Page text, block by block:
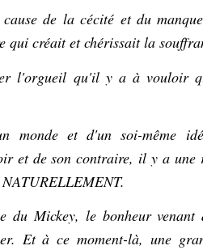
de la cécité et du
qui créait et chérissait la
l'orgueil qu'il y a à vouloir
monde et d'un soi-même
et de son contraire, il y a une
du Mickey, le bonheur venant
Et à ce moment-là, une